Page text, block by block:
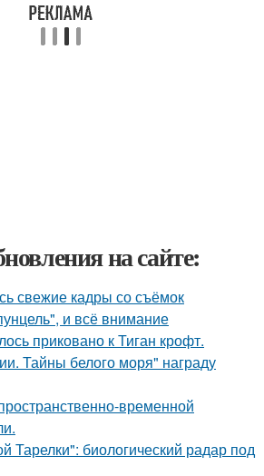
на сайте:
свежие кадры со съёмок
и всё внимание
приковано к Тиган крофт.
Тайны белого моря" награду
временной
Тарелки": биологический радар под